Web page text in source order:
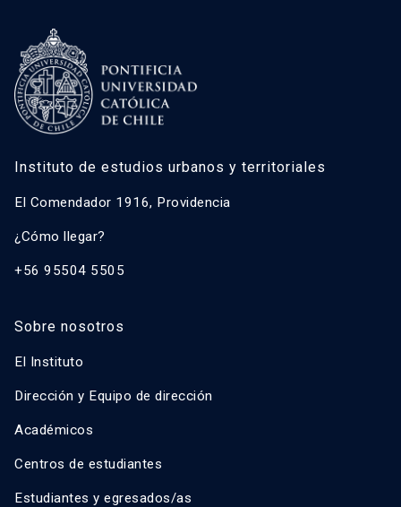
Instituto de estudios urbanos y territoriales
El Comendador 1916, Providencia
¿Cómo llegar?
+56 95504 5505
Sobre nosotros
El Instituto
Dirección y Equipo de dirección
Académicos
Centros de estudiantes
Estudiantes y egresados/as